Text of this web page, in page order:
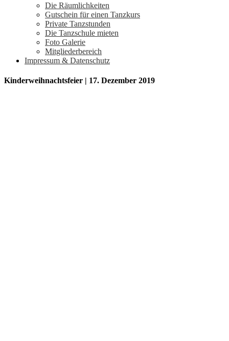
Die Räumlichkeiten
Gutschein für einen Tanzkurs
Private Tanzstunden
Die Tanzschule mieten
Foto Galerie
Mitgliederbereich
Impressum & Datenschutz
Kinderweihnachtsfeier | 17. Dezember 2019